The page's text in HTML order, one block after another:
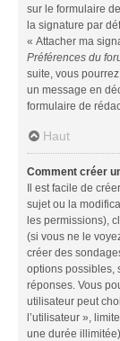
sur le formulaire
la signature par
« Attacher ma
Préférences du
suite, vous
un message en
formulaire de
Haut
Comment créer
Il est facile de
sujet ou la
les permissions),
(si vous ne le
créer des
options possibles,
réponses. Vous
utilisateur peut
l’utilisateur »,
une durée